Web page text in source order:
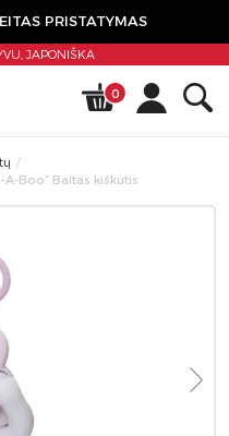
PRISTATYMAS
JAPONIŠKA
0
Boo” Baltas kiškutis